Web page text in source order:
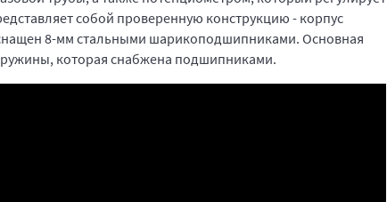
собой проверенную конструкцию - корпус
8-мм стальными шарикоподшипниками. Основная
которая снабжена подшипниками.